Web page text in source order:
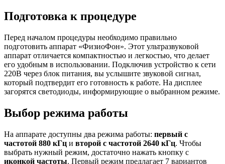
Подготовка к процедуре
Перед началом процедуры необходимо правильно
подготовить аппарат «ФизиоФон». Этот ультразвуковой
аппарат отличается компактностью и легкостью, что делает
его удобным в использовании. Подключив устройство к сети
220В через блок питания, вы услышите звуковой сигнал,
который подтвердит его готовность к работе. На дисплее
загорятся светодиоды, информирующие о выбранном режиме.
Выбор режима работы
На аппарате доступны два режима работы: первый с
частотой 880 кГц и второй с частотой 2640 кГц. Чтобы
выбрать нужный режим, достаточно нажать кнопку с
иконкой частоты. Первый режим предлагает 7 вариантов